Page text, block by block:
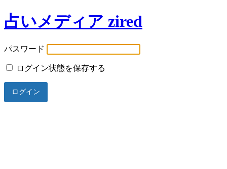
占いメディア zired
パスワード
ログイン状態を保存する